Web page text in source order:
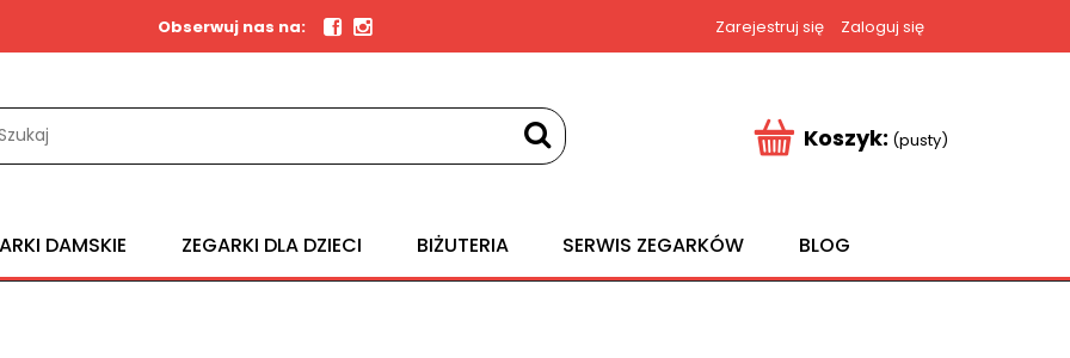
Obserwuj nas na: Zarejestruj się Zaloguj się
Koszyk: (pusty)
DAMSKIE ZEGARKI DLA DZIECI BIŻUTERIA SERWIS ZEGARKÓW
BLOG
REKLAMACJE I ZWROTY